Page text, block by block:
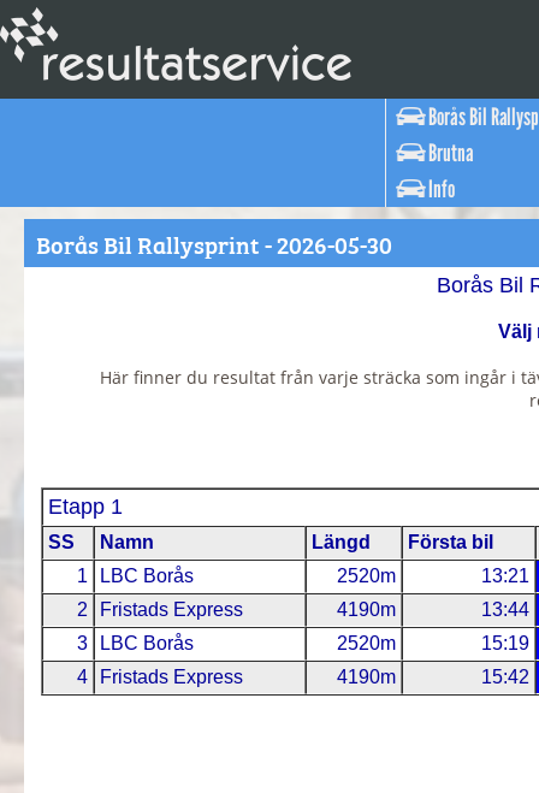
Borås Bil
Brutna
Info
Borås Bil Rallysprint - 2026-05-30
Borås Bil
Välj
Här finner du resultat från varje sträcka som ingår i
Etapp 1
SS Namn Längd
Första bil
1
LBC Borås 2520m
13:21
2
Fristads Express 4190m
13:44
3
LBC Borås 2520m
15:19
4
Fristads Express 4190m 15:42